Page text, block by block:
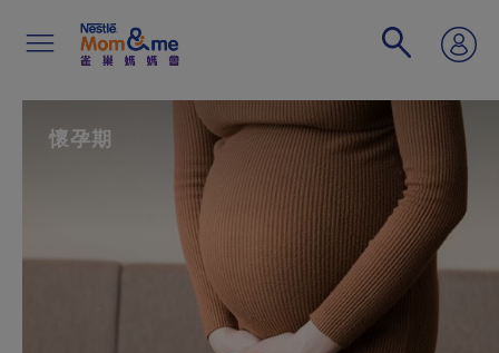
Search
懷孕期